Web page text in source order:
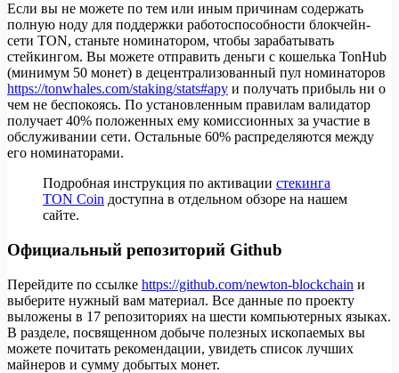
Если вы не можете по тем или иным причинам содержать
полную ноду для поддержки работоспособности блокчейн-
сети TON, станьте номинатором, чтобы зарабатывать
стейкингом. Вы можете отправить деньги с кошелька TonHub
(минимум 50 монет) в децентрализованный пул номинаторов
https://tonwhales.com/staking/stats#apy и получать прибыль ни о
чем не беспокоясь. По установленным правилам валидатор
получает 40% положенных ему комиссионных за участие в
обслуживании сети. Остальные 60% распределяются между
его номинаторами.
Подробная инструкция по активации стекинга
TON Coin доступна в отдельном обзоре на нашем
сайте.
Официальный репозиторий Github
Перейдите по ссылке https://github.com/newton-blockchain и
выберите нужный вам материал. Все данные по проекту
выложены в 17 репозиториях на шести компьютерных языках.
В разделе, посвященном добыче полезных ископаемых вы
можете почитать рекомендации, увидеть список лучших
майнеров и сумму добытых монет.